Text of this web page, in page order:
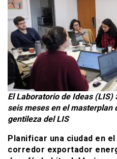
El Laboratorio de Ideas
seis meses en el masterplan
gentileza del LIS
Planificar una ciudad en
corredor exportador